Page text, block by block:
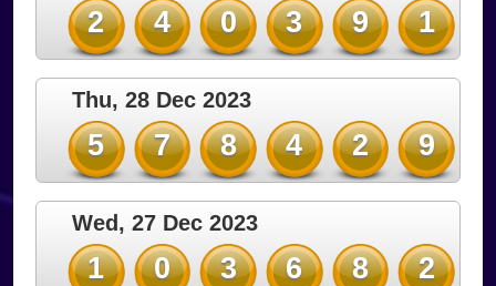
2 4 0 3 9 1
Thu, 28 Dec 2023
5 7 8 4 2 9
Wed, 27 Dec 2023
1 0 3 6 8 2